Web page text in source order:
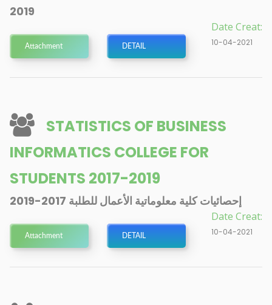
2019
Date Creat:
10-04-2021
Attachment DETAIL
STATISTICS OF BUSINESS
INFORMATICS COLLEGE FOR
STUDENTS 2017-2019
إحصائيات كلية معلوماتية الأعمال للطلبة 2017-2019
Date Creat:
10-04-2021
Attachment DETAIL